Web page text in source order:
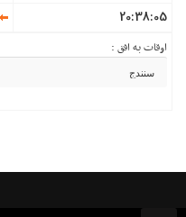
20:38:05
اوقات به افق :